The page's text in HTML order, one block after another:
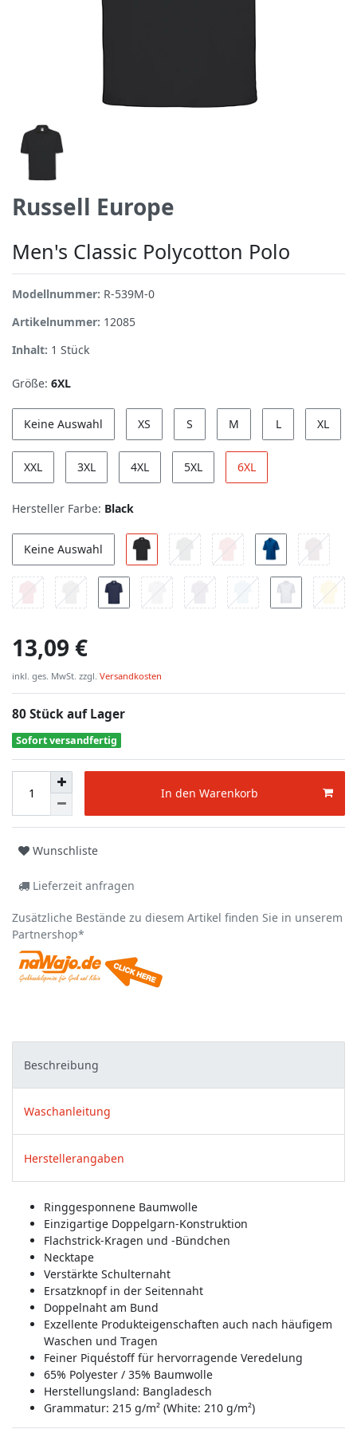
Russell Europe
Men's Classic Polycotton Polo
Modellnummer: R-539M-0
Artikelnummer: 12085
Inhalt: 1 Stück
Größe: 6XL
Keine Auswahl XS S M L XL
XXL 3XL 4XL 5XL 6XL
Hersteller Farbe: Black
Keine Auswahl
13,09 €
inkl. ges. MwSt. zzgl. Versandkosten
80 Stück auf Lager
Sofort versandfertig
In den Warenkorb
Wunschliste
Lieferzeit anfragen
Zusätzliche Bestände zu diesem Artikel finden Sie in unserem
Partnershop*
Beschreibung
Waschanleitung
Herstellerangaben
Ringgesponnene Baumwolle
Einzigartige Doppelgarn-Konstruktion
Flachstrick-Kragen und -Bündchen
Necktape
Verstärkte Schulternaht
Ersatzknopf in der Seitennaht
Doppelnaht am Bund
Exzellente Produkteigenschaften auch nach häufigem
Waschen und Tragen
Feiner Piquéstoff für hervorragende Veredelung
65% Polyester / 35% Baumwolle
Herstellungsland: Bangladesch
Grammatur: 215 g/m² (White: 210 g/m²)